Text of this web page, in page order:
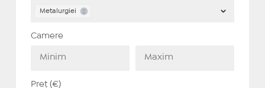
Metalurgiei
Camere
Preț (€)